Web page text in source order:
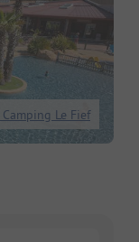
Camping Le Fief